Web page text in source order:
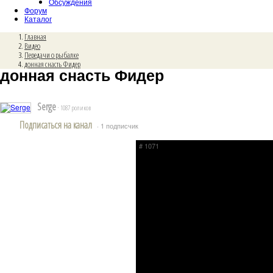
Форум
Каталог
Главная
Видео
Передачи о рыбалке
донная снасть Фидер
донная снасть Фидер
Serge · 1087 роликов
Подписаться на канал · 1 подписчик
# 1071